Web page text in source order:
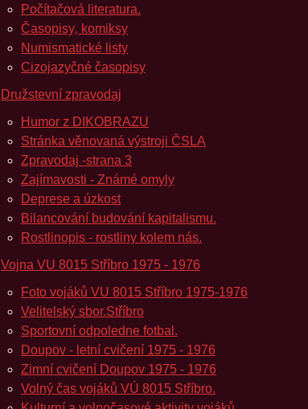
Počítačová literatura.
Časopisy‚ komiksy
Numismatické listy
Cizojazyčné časopisy
Družstevní zpravodaj
Humor z DIKOBRAZU
Stránka věnovaná výstroji ČSLA
Zpravodaj -strana 3
Zajímavosti - Známé omyly
Deprese a úzkost
Bilancování budování kapitalismu.
Rostlinopis - rostliny kolem nás.
Vojna VU 8015 Stříbro 1975 - 1976
Foto vojáků VU 8015 Stříbro 1975-1976
Velitelský sbor.Stříbro
Sportovní odpoledne fotbal.
Doupov - letní cvičení 1975 - 1976
Zimní cvičení Doupov 1975 - 1976
Volný čas vojáků VÚ 8015 Stříbro.